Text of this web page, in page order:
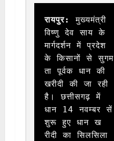
रायपुर:
मुख्यमंत्री
विष्णु देव साय के
मार्गदर्शन में प्रदेश
के किसानों से सुगम
ता पूर्वक धान की
खरीदी की जा रही
है। छत्तीसगढ़ में
धान 14 नवम्बर सें
शुरू हुए धान ख
रीदी का सिलसिला